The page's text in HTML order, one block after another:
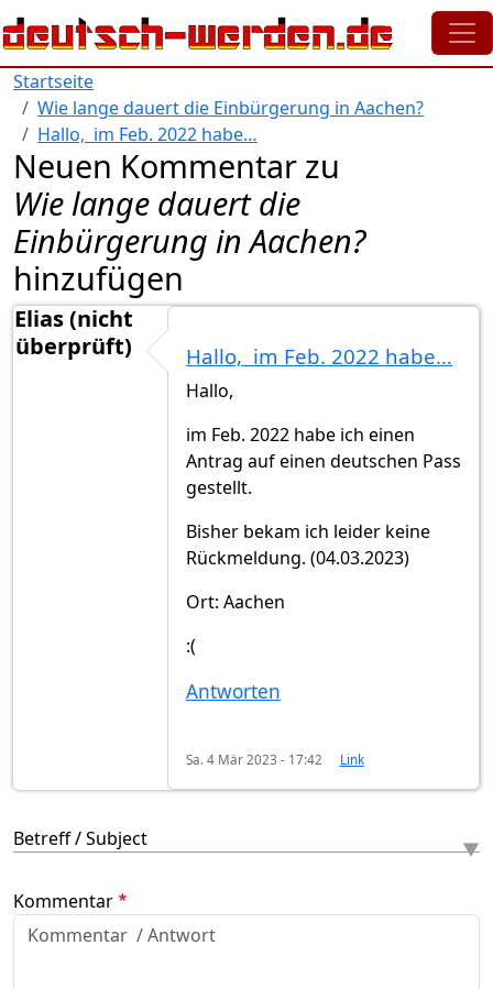
Direkt zum Inhalt
Startseite
Wie lange dauert die Einbürgerung in Aachen?
Hallo, im Feb. 2022 habe…
Neuen Kommentar zu
Wie lange dauert die
Einbürgerung in Aachen?
hinzufügen
Elias (nicht
überprüft)
Hallo, im Feb. 2022 habe…
Hallo,
im Feb. 2022 habe ich einen
Antrag auf einen deutschen Pass
gestellt.
Bisher bekam ich leider keine
Rückmeldung. (04.03.2023)
Ort: Aachen
:(
Antworten
Sa. 4 Mär 2023 - 17:42 Link
Betreff / Subject
Kommentar